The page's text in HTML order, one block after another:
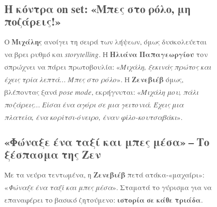
Η κόντρα on set: «Μπες στο ρόλο, μη
ποζάρεις!»
Ο Μιχάλης ανοίγει τη σειρά των λήψεων, όμως δυσκολεύεται
να βρει ρυθμό και storytelling. Η Ηλιάνα Παπαγεωργίου τον
σπρώχνει να πάρει πρωτοβουλία: «Μιχάλη, ξεκινάς πρώτος και
έχεις τρία λεπτά… Μπες στο ρόλο». Η Ζενεβιέβ όμως,
βλέποντας ξανά pose mode, εκρήγνυται: «Μιχάλη μου, πάλι
ποζάρεις… Είσαι ένα αγόρι σε μια γειτονιά. Έχεις μια
πλατεία, ένα κορίτσι-όνειρο, έναν φίλο-κουτσαβάκι».
«Φώναξε ένα ταξί και μπες μέσα» – Το
ξέσπασμα της Ζεν
Με τα νεύρα τεντωμένα, η Ζενεβιέβ πετά ατάκα-«μαχαίρι»:
«Φώναξε ένα ταξί και μπες μέσα». Σταματά το γύρισμα για να
επαναφέρει το βασικό ζητούμενο: ιστορία σε κάθε τριάδα.